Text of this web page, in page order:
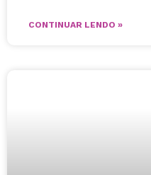
CONTINUAR LENDO »